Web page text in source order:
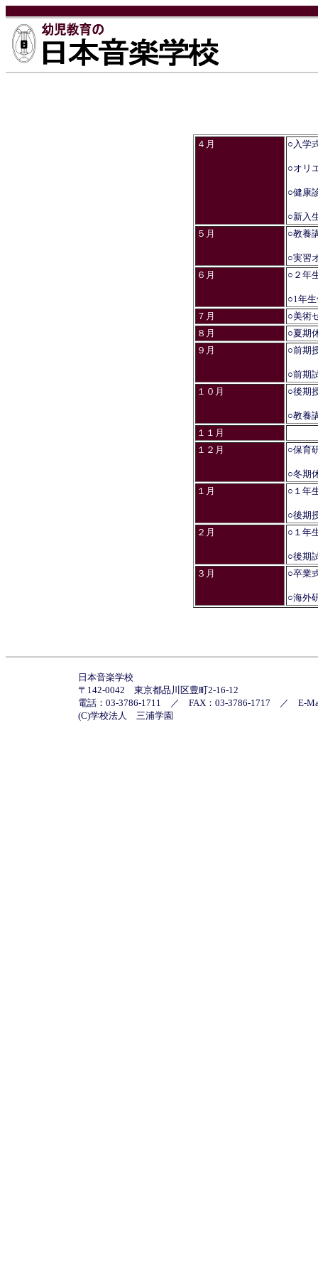
４月 ○ 入学
○オリ
○健康
○新入
５月
○教養
○実習
６月
○２年
○1年
７月
○美術
８月
○夏期
９月
○前期
○前期
１０月
○後期
○教養
１１月
１２月
○保育
○冬期
１月
○１年
○後期
２月
○１年
○後期
３月
○卒業
○海外
日本音楽学校
〒142-0042 東京都品川区豊町2-16-12
電話：03-3786-1711 ／ FAX：03-3786-1717 ／ E-
(C)学校法人 三浦学園